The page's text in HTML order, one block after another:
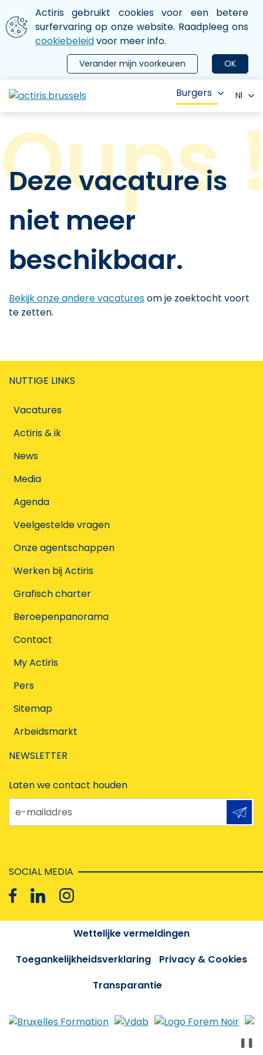
Aller au contenu principal
We gebruiken cookies
Actiris gebruikt cookies voor een betere
surfervaring op onze website. Raadpleeg ons
cookiebeleidvoor meer info.
OK
Verander mijn voorkeuren
le menu
Burgers Nl
Deze vacature is
niet meer
beschikbaar.
Bekijk onze andere vacaturesom je zoektocht voort
te zetten.
NUTTIGE LINKS
Vacatures
Actiris & ik
News
Media
Agenda
Veelgestelde vragen
Onze agentschappen
Werken bij Actiris
Grafisch charter
Beroepenpanorama
Contact
My Actiris
Pers
Sitemap
Arbeidsmarkt
NEWSLETTER
Laten we contact houden
e-mailadres
SOCIAL MEDIA
Wettelijke vermeldingen
Toegankelijkheidsverklaring
Privacy & Cookies
Transparantie
❚❚